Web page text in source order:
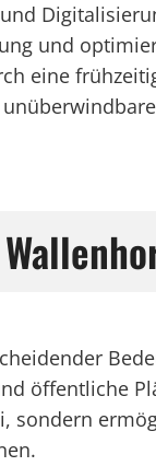
und
eine
öffentliche